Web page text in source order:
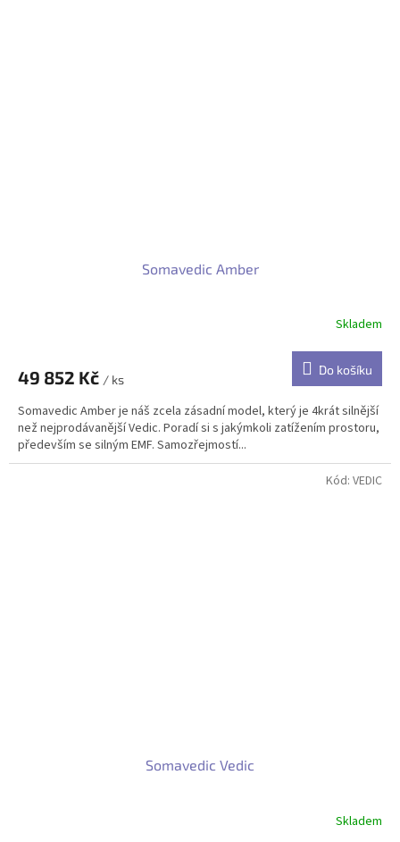
Somavedic Amber
Skladem
49 852 Kč / ks
Do košíku
Somavedic Amber je náš zcela zásadní model, který je 4krát silnější
než nejprodávanější Vedic. Poradí si s jakýmkoli zatížením prostoru,
především se silným EMF. Samozřejmostí...
Somavedic Vedic
Skladem
Kód: VEDIC